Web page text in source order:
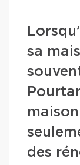
sa
des